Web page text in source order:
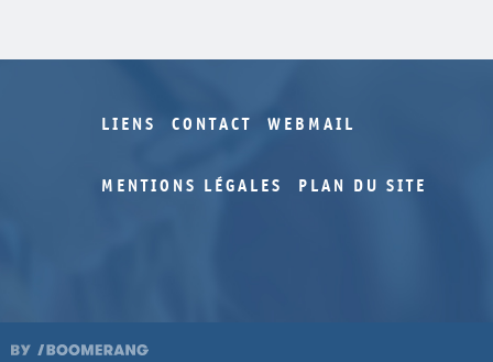
LIENS CONTACT WEBMAIL
MENTIONS LÉGALES PLAN DU SITE